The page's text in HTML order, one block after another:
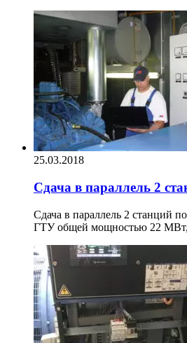
25.03.2018
Сдача в параллель 2
Сдача в параллель 2 станций
ГТУ общей мощностью 22